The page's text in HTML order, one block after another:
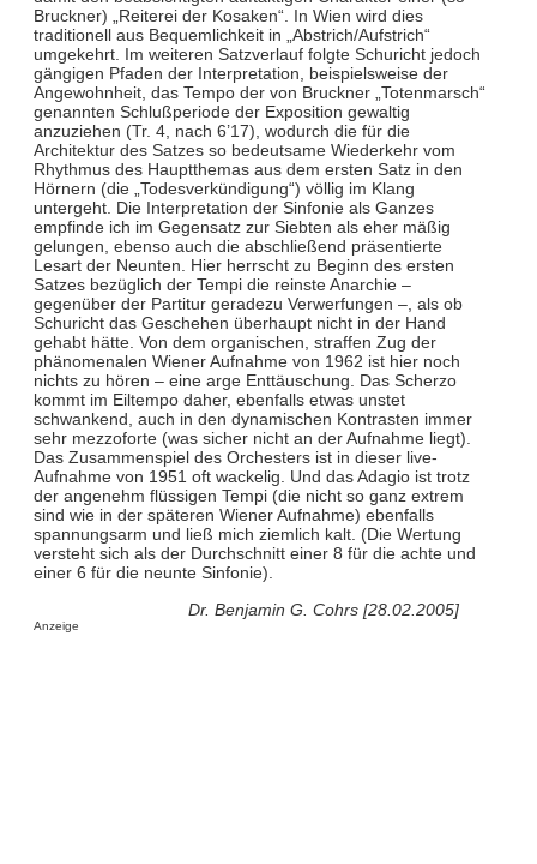
Bruckner) „Reiterei der Kosaken“. In Wien wird dies
traditionell aus Bequemlichkeit in „Abstrich/Aufstrich“
umgekehrt. Im weiteren Satzverlauf folgte Schuricht jedoch
gängigen Pfaden der Interpretation, beispielsweise der
Angewohnheit, das Tempo der von Bruckner „Totenmarsch“
genannten Schlußperiode der Exposition gewaltig
anzuziehen (Tr. 4, nach 6’17), wodurch die für die
Architektur des Satzes so bedeutsame Wiederkehr vom
Rhythmus des Hauptthemas aus dem ersten Satz in den
Hörnern (die „Todesverkündigung“) völlig im Klang
untergeht. Die Interpretation der Sinfonie als Ganzes
empfinde ich im Gegensatz zur Siebten als eher mäßig
gelungen, ebenso auch die abschließend präsentierte
Lesart der Neunten. Hier herrscht zu Beginn des ersten
Satzes bezüglich der Tempi die reinste Anarchie –
gegenüber der Partitur geradezu Verwerfungen –, als ob
Schuricht das Geschehen überhaupt nicht in der Hand
gehabt hätte. Von dem organischen, straffen Zug der
phänomenalen Wiener Aufnahme von 1962 ist hier noch
nichts zu hören – eine arge Enttäuschung. Das Scherzo
kommt im Eiltempo daher, ebenfalls etwas unstet
schwankend, auch in den dynamischen Kontrasten immer
sehr mezzoforte (was sicher nicht an der Aufnahme liegt).
Das Zusammenspiel des Orchesters ist in dieser live-
Aufnahme von 1951 oft wackelig. Und das Adagio ist trotz
der angenehm flüssigen Tempi (die nicht so ganz extrem
sind wie in der späteren Wiener Aufnahme) ebenfalls
spannungsarm und ließ mich ziemlich kalt. (Die Wertung
versteht sich als der Durchschnitt einer 8 für die achte und
einer 6 für die neunte Sinfonie).
Dr. Benjamin G. Cohrs [28.02.2005]
Anzeige